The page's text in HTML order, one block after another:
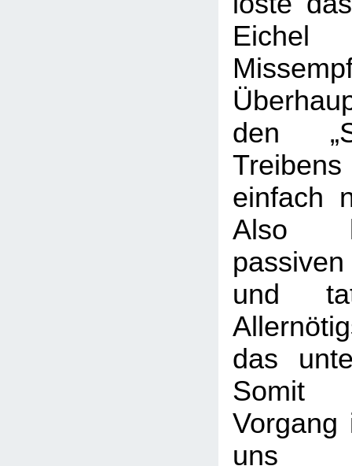
den
einfach
Also
und
das
Somit
Vorgang